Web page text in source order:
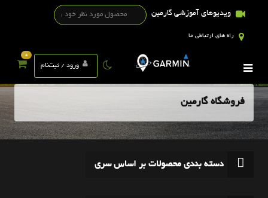
ویدیوهای آموزشی گارمین
راه های ارتباطی ما
ورود / ثبت‌نام
0
فروشگاه گارمین
دسته بندی محصولات بر اساس سری